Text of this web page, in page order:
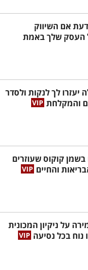
אם השיווק
העסק שלך באמת
יעזרו לך לנקות ולסדר
והמקלחת
בשמן קוקוס שעוזרים
והחיים
על ניקיון המכונית
נוח בכל נסיעה